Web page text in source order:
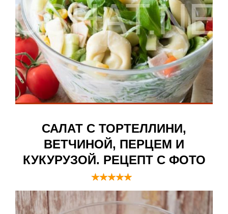
САЛАТ С ТОРТЕЛЛИНИ,
ВЕТЧИНОЙ, ПЕРЦЕМ И
КУКУРУЗОЙ. РЕЦЕПТ С ФОТО